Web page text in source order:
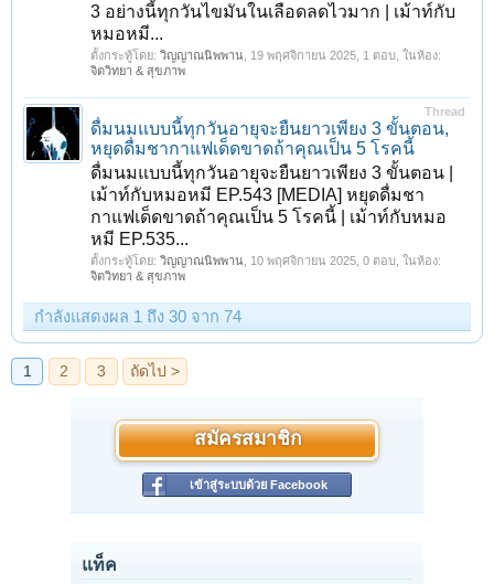
3 อย่างนี้ทุกวันไขมันในเลือดลดไวมาก | เม้าท์กับ
หมอหมี...
ตั้งกระทู้โดย: วิญญาณนิพพาน 19 พฤศจิกายน 2025 , 1 ตอบ, ในห้อง:
จิตวิทยา & สุขภาพ
Thread
ดื่มนมแบบนี้ทุกวันอายุจะยืนยาวเพียง 3 ขั้นตอน,
หยุดดื่มชากาแฟเด็ดขาดถ้าคุณเป็น 5 โรคนี้
ดื่มนมแบบนี้ทุกวันอายุจะยืนยาวเพียง 3 ขั้นตอน |
เม้าท์กับหมอหมี EP.543 [MEDIA] หยุดดื่มชา
กาแฟเด็ดขาดถ้าคุณเป็น 5 โรคนี้ | เม้าท์กับหมอ
หมี EP.535...
ตั้งกระทู้โดย: วิญญาณนิพพาน 10 พฤศจิกายน 2025 , 0 ตอบ, ในห้อง:
จิตวิทยา & สุขภาพ
กำลังแสดงผล 1 ถึง 30 จาก 74
สมัครสมาชิก
เข้าสู่ระบบด้วย Facebook
แท็ค